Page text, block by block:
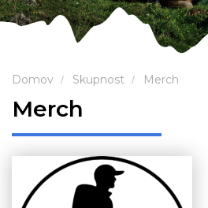
Domov Skupnost Merch
Merch